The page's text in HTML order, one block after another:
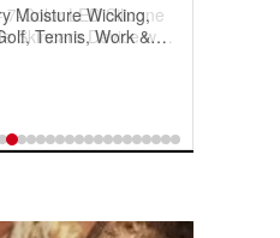
Moisture Wicking,
Tennis, Work &